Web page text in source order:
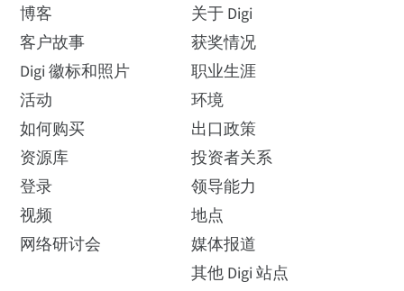
博客
客户故事
Digi 徽标和照片
活动
如何购买
资源库
登录
视频
网络研讨会
关于 Digi
获奖情况
职业生涯
环境
出口政策
投资者关系
领导能力
地点
媒体报道
其他 Digi 站点